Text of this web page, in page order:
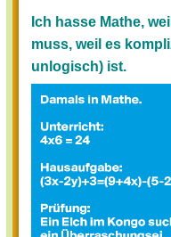
Ich hasse Mathe,
muss, weil es
unlogisch) ist.